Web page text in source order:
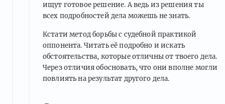
ищут готовое решение. А ведь из решения ты
всех подробностей дела можешь не знать.
Кстати метод борьбы с судебной практикой
оппонента. Читать её подробно и искать
обстоятельства, которые отличны от твоего дела.
Через отличия обосновать, что они вполне могли
повлиять на результат другого дела.